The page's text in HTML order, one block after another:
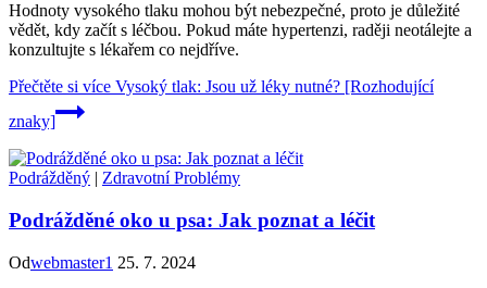
Hodnoty vysokého tlaku mohou být nebezpečné, proto je důležité
vědět, kdy začít s léčbou. Pokud máte hypertenzi, raději neotálejte a
konzultujte s lékařem co nejdříve.
Přečtěte si více Vysoký tlak: Jsou už léky nutné? [Rozhodující
znaky]
Podrážděný | Zdravotní Problémy
Podrážděné oko u psa: Jak poznat a léčit
Odwebmaster1 25. 7. 2024